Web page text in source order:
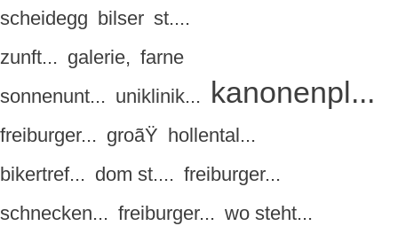
scheidegg bilser st....
zunft... galerie, farne
sonnenunt... uniklinik... kanonenpl...
freiburger... groãŸ hollental...
bikertref... dom st.... freiburger...
schnecken... freiburger... wo steht...